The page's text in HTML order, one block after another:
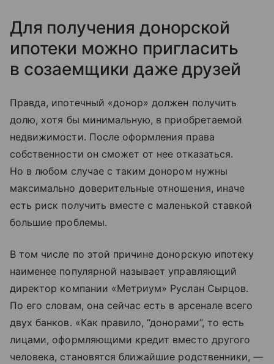
Для получения донорской
ипотеки можно пригласить
в созаемщики даже друзей
Правда, ипотечный «донор» должен получить
долю, хотя бы минимальную, в приобретаемой
недвижимости. После оформления права
собственности он сможет от нее отказаться.
Но в любом случае с таким донором нужны
максимально доверительные отношения, иначе
есть риск получить вместе с маленькой ставкой
большие проблемы.
В том числе по этой причине донорскую ипотеку
наименее популярной называет управляющий
директор компании «Метриум» Руслан Сырцов.
По его словам, она сейчас есть в арсенале всего
двух банков. «Как правило, “донорами”, то есть
лицами, оформляющими кредит вместо другого
человека, становятся ближайшие родственники, —